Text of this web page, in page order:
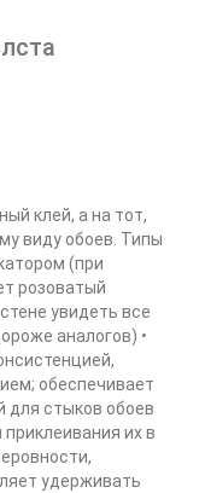
клей, а на тот,
виду обоев. Типы
(при
розоватый
увидеть все
аналогов) •
обеспечивает
для стыков обоев
их в
удерживать